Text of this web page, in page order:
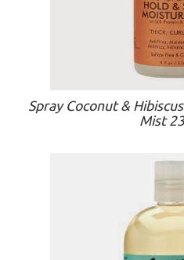
Spray Coconut &
Mist